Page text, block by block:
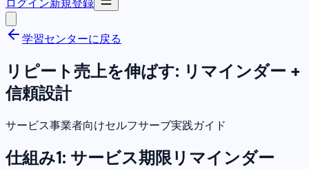
ログイン新規登録
学習センターに戻る
リピート売上を伸ばす: リマインダー +
信頼設計
サービス事業者向けセルフサーブ実践ガイド
仕組み1: サービス期限リマインダー